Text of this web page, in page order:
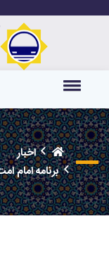
اخبار
برنامه امام